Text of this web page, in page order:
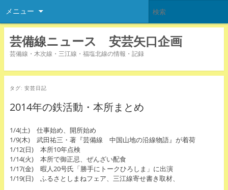
メニュー
芸備線ニュース 安芸矢口企画
芸備線・木次線・三江線・福塩北線の情報・記録
タグ: 安芸日記
2014年の鉄活動・本所まとめ
1/4(土) 仕事始め、開所始め
1/9(木) 武田祐三・著『芸備線 中国山地の沿線物語』が着荷
1/12(日) 本所10年点検
1/14(火) 本所で御正忌、ぜんざい配食
1/17(金) 暇人20号氏「勝手にトークひろしま」に出演
1/19(日) ふるさとしまねフェア、三江線寄せ書き取材、